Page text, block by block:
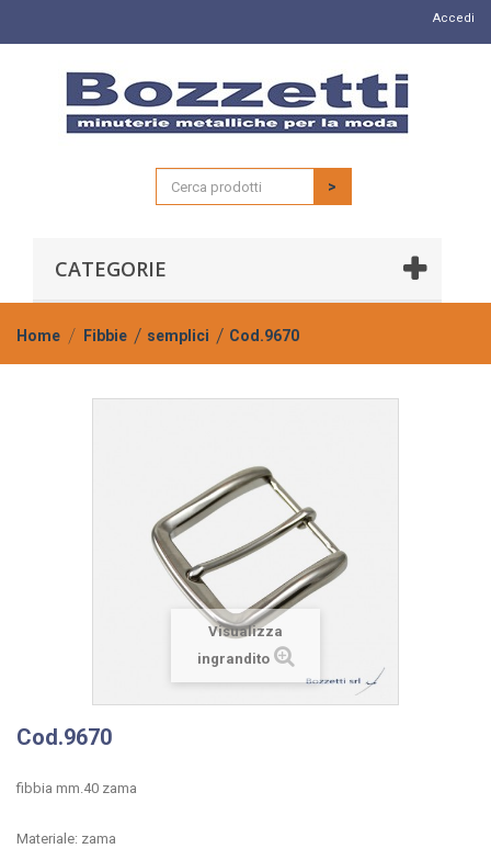
Accedi
>
CATEGORIE
Home Fibbie semplici Cod.9670
Visualizza
ingrandito
Cod.9670
fibbia mm.40 zama
Materiale: zama